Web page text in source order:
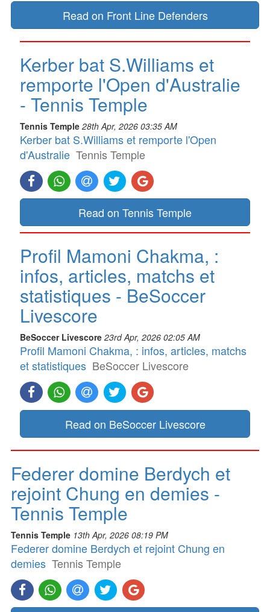
Read on Front Line Defenders
Kerber bat S.Williams et
remporte l'Open d'Australie
- Tennis Temple
Tennis Temple 28th Apr, 2026 03:35 AM
Kerber bat S.Williams et remporte l'Open
d'Australie Tennis Temple
Read on Tennis Temple
Profil Mamoni Chakma, :
infos, articles, matchs et
statistiques - BeSoccer
Livescore
BeSoccer Livescore 23rd Apr, 2026 02:05 AM
Profil Mamoni Chakma, : infos, articles, matchs
et statistiques BeSoccer Livescore
Read on BeSoccer Livescore
Federer domine Berdych et
rejoint Chung en demies -
Tennis Temple
Tennis Temple 13th Apr, 2026 08:19 PM
Federer domine Berdych et rejoint Chung en
demies Tennis Temple